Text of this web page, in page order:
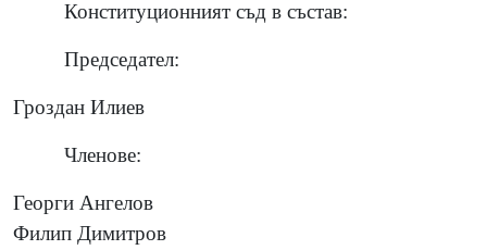
Конституционният съд в състав:
Председател:
Гроздан Илиев
Членове:
Георги Ангелов
Филип Димитров